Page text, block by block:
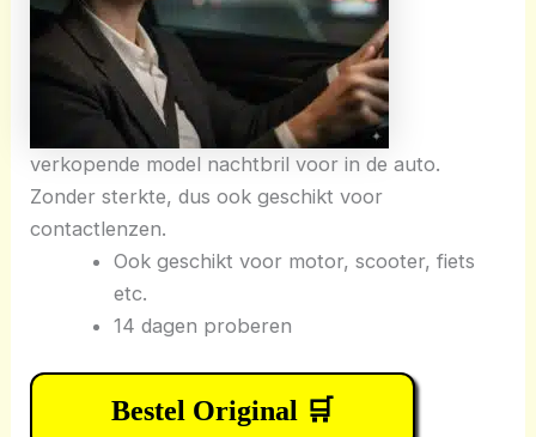
verkopende model nachtbril voor in de auto.
Zonder sterkte, dus ook geschikt voor
contactlenzen.
Ook geschikt voor motor, scooter, fiets
etc.
14 dagen proberen
Bestel Original 🛒